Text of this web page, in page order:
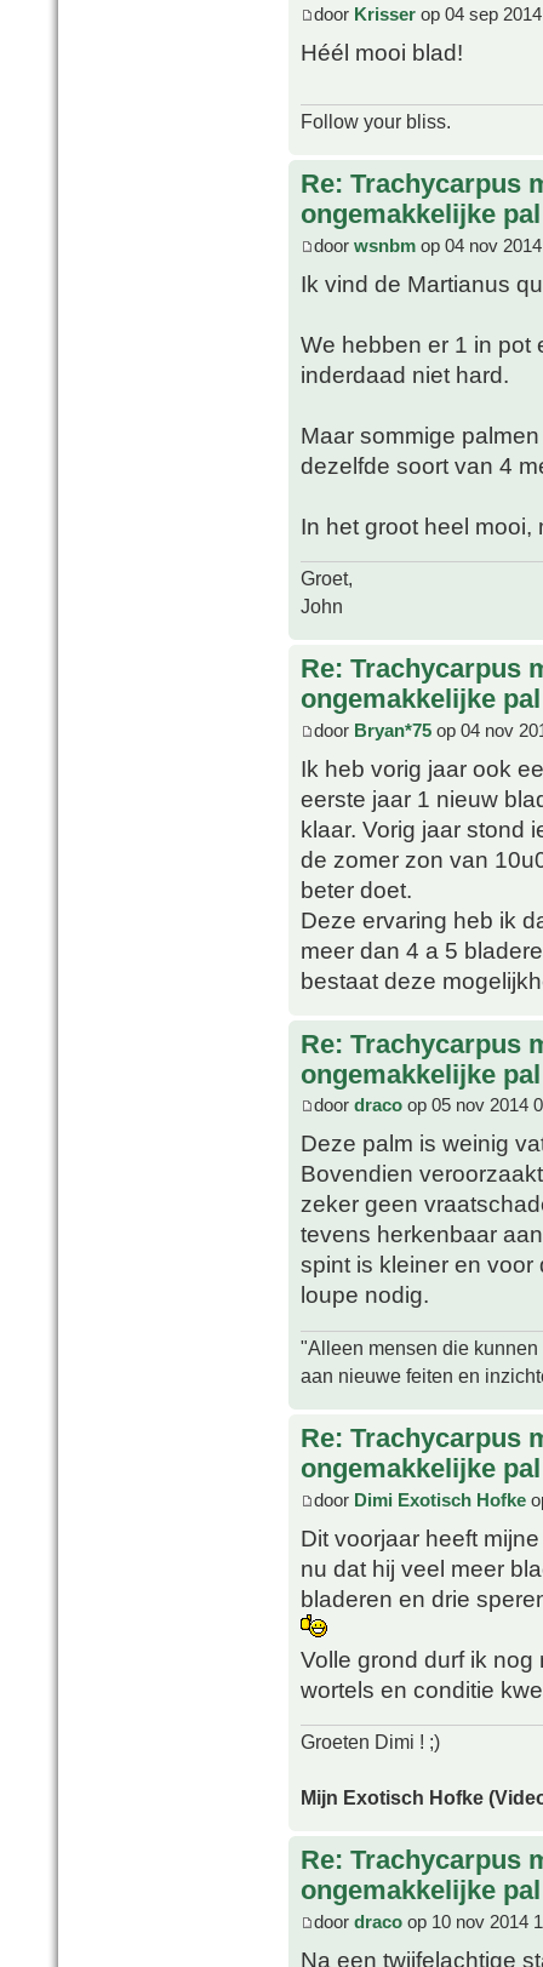
door Krisser op 04 sep
Héél mooi blad!
Follow your bliss.
Re: Trachycarpus
ongemakkelijke pal
door wsnbm op 04 nov
Ik vind de Martianus
We hebben er 1 in pot
inderdaad niet hard.
Maar sommige
dezelfde soort van 4
In het groot heel
Groet,
John
Re: Trachycarpus
ongemakkelijke pal
door Bryan*75 op 04 nov
Ik heb vorig jaar ook
eerste jaar 1 nieuw
klaar. Vorig jaar stond
de zomer zon van
beter doet.
Deze ervaring heb ik
meer dan 4 a 5
bestaat deze
Re: Trachycarpus
ongemakkelijke pal
door draco op 05 nov 2014
Deze palm is weinig
Bovendien
zeker geen
tevens herkenbaar
spint is kleiner en
loupe nodig.
"Alleen mensen die
aan nieuwe feiten en
Re: Trachycarpus
ongemakkelijke pal
door Dimi Exotisch Hofke
Dit voorjaar heeft
nu dat hij veel meer
bladeren en drie
Volle grond durf ik
wortels en conditie
Groeten Dimi ! ;)
Mijn Exotisch Hofke
Re: Trachycarpus
ongemakkelijke pal
door draco op 10 nov 2014
Na een twijfelachtige